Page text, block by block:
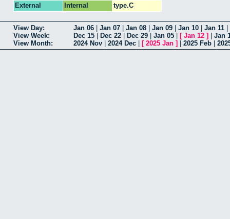
External
Internal type.C
View Day: Jan 06 Jan 07 Jan 08 Jan 09 Jan 10 Jan 11
View Week:
Dec 15 Dec 22 Dec 29 Jan 05 [ Jan 12 ]
Jan
View Month:
2024 Nov 2024 Dec [ 2025 Jan ] 2025 Feb